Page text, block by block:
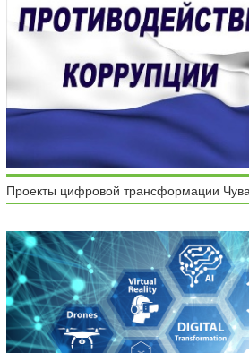
Проекты цифровой трансформации